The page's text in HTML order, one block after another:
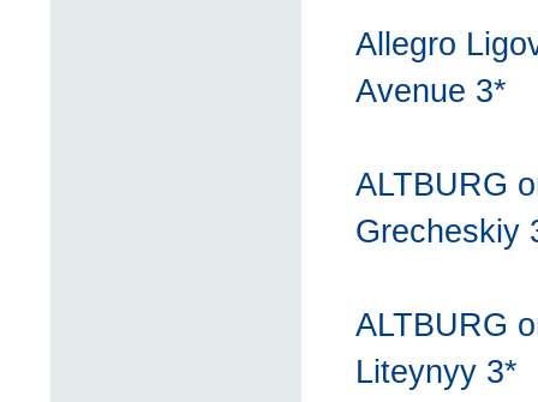
Allegro
Avenue 3*
ALTBURG
Grecheskiy
ALTBURG
Liteynyy 3*